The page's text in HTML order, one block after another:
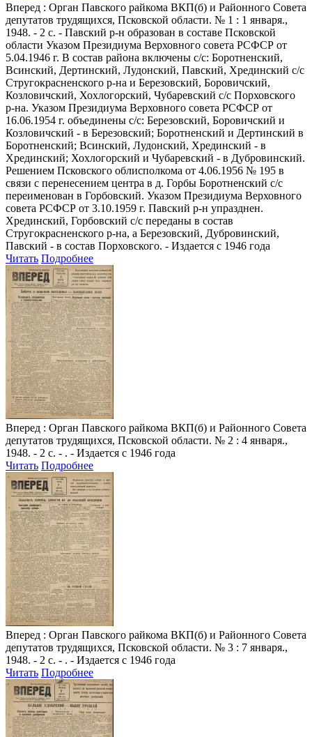
Вперед : Орган Павского райкома ВКП(б) и Районного Совета
депутатов трудящихся, Псковской области. № 1 : 1 января.,
1948. - 2 с. - Павский р-н образован в составе Псковской
области Указом Президиума Верховного совета РСФСР от
5.04.1946 г. В состав района включены с/с: Боротненский,
Всинский, Дертинский, Лудонский, Павский, Хрединский с/с
Стругокрасненского р-на и Березовский, Боровичский,
Козловичский, Хохлогорский, Чубаревский с/с Порховского
р-на. Указом Президиума Верховного совета РСФСР от
16.06.1954 г. объединены с/с: Березовский, Боровичский и
Козловичский - в Березовский; Боротненский и Дертинский в
Боротненский; Всинский, Лудонский, Хрединский - в
Хрединский; Хохлогорский и Чубаревский - в Дубровинский.
Решением Псковского облисполкома от 4.06.1956 № 195 в
связи с перенесением центра в д. Горбы Боротненский с/с
переименован в Горбовский. Указом Президиума Верховного
совета РСФСР от 3.10.1959 г. Павский р-н упразднен.
Хрединский, Горбовский с/с переданы в состав
Стругокрасненского р-на, а Березовский, Дубровинский,
Павский - в состав Порховского. - Издается с 1946 года
Читать Подробнее
Вперед : Орган Павского райкома ВКП(б) и Районного Совета
депутатов трудящихся, Псковской области. № 2 : 4 января.,
1948. - 2 с. - . - Издается с 1946 года
Читать Подробнее
Вперед : Орган Павского райкома ВКП(б) и Районного Совета
депутатов трудящихся, Псковской области. № 3 : 7 января.,
1948. - 2 с. - . - Издается с 1946 года
Читать Подробнее